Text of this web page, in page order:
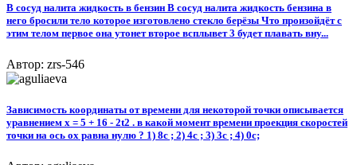
В сосуд налита жидкость в бензин В сосуд налита жидкость бензина в
него бросили тело которое изготовлено стекло берёзы Что произойдёт с
этим телом первое она утонет второе всплывет 3 будет плавать вну...
Автор: zrs-546
Зависимость координаты от времени для некоторой точки описывается
уравнением x = 5 + 16 - 2t2 . в какой момент времени проекция скоростей
точки на ось ох равна нулю ? 1) 8с ; 2) 4с ; 3) 3с ; 4) 0с;